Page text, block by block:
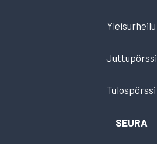
Yleisurheilu
Juttupörssi
Tulospörssi
SEURA